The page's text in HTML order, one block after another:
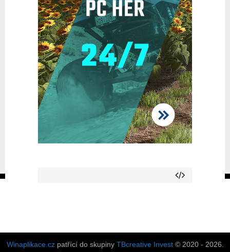
Winaplikace.czpatřící do skupiny TBcreative Invest© 2020 - 2026.